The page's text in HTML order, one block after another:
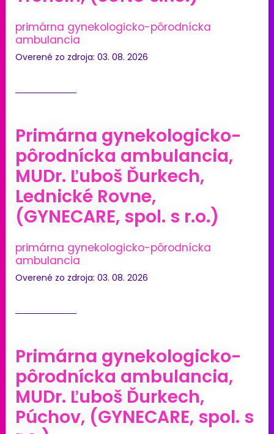
primárna gynekologicko-pôrodnícka
ambulancia
Overené zo zdroja: 03. 08. 2026
Primárna gynekologicko-
pôrodnícka ambulancia,
MUDr. Ľuboš Ďurkech,
Lednické Rovne,
(GYNECARE, spol. s r.o.)
primárna gynekologicko-pôrodnícka
ambulancia
Overené zo zdroja: 03. 08. 2026
Primárna gynekologicko-
pôrodnícka ambulancia,
MUDr. Ľuboš Ďurkech,
Púchov, (GYNECARE, spol. s